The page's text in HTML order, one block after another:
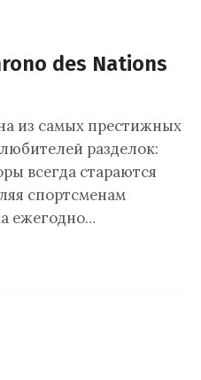
des Nations
из самых престижных
разделок:
всегда стараются
спортсменам
ежегодно…